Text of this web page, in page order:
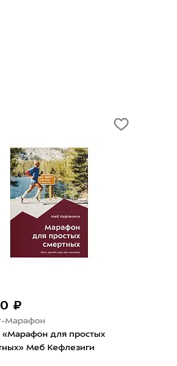
Puma
Носки Puma New Generation
Cushioned Crew 3P Black